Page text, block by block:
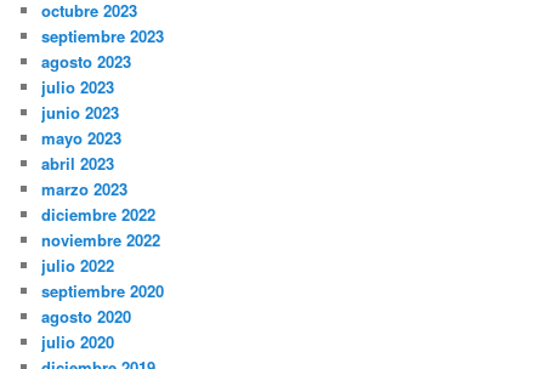
octubre 2023
septiembre 2023
agosto 2023
julio 2023
junio 2023
mayo 2023
abril 2023
marzo 2023
diciembre 2022
noviembre 2022
julio 2022
septiembre 2020
agosto 2020
julio 2020